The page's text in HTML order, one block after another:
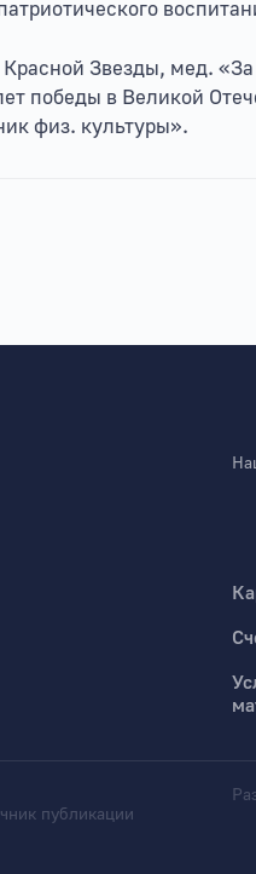
Звезды, мед.
победы в Великой
физ. культуры».
публикации